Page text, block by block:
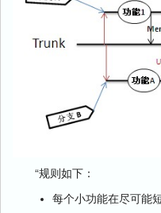
“规则如下：
每个小功能在尽可能